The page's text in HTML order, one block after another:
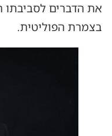
את הדברים לסביבתו
בצמרת הפוליטית.